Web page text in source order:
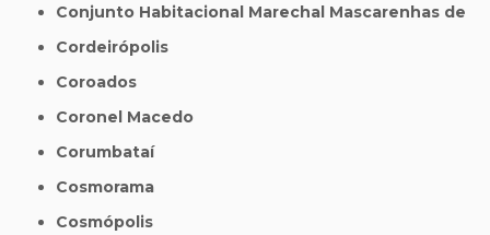
Conjunto Habitacional Marechal Mascarenhas de
Cordeirópolis
Coroados
Coronel Macedo
Corumbataí
Cosmorama
Cosmópolis